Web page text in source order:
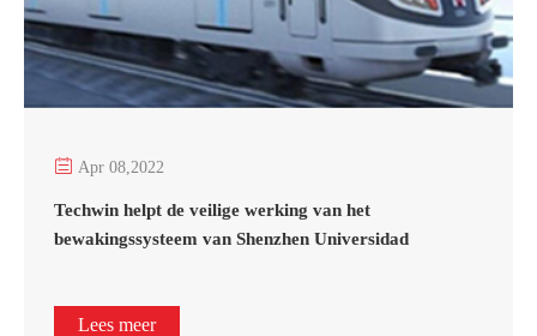
 Apr 08,2022
Techwin helpt de veilige werking van het
bewakingssysteem van Shenzhen Universidad
Lees meer